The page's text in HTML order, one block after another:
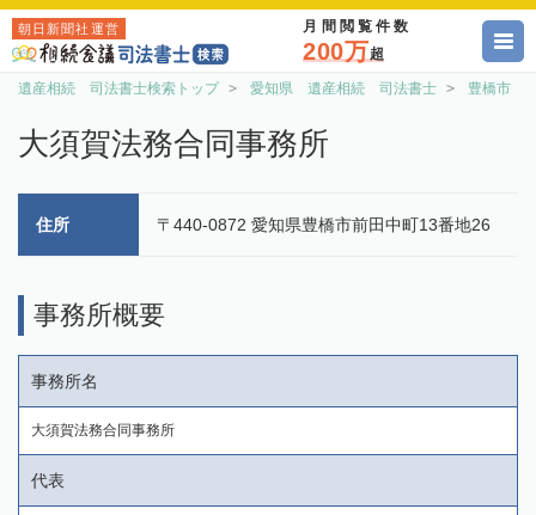
朝日新聞社運営 月間閲覧件数
200万超
遺産相続 司法書士検索トップ 愛知県 遺産相続 司法書士 豊橋市
大須賀法務合同事務所
住所 〒440-0872 愛知県豊橋市前田中町13番地26
事務所概要
事務所名
大須賀法務合同事務所
代表